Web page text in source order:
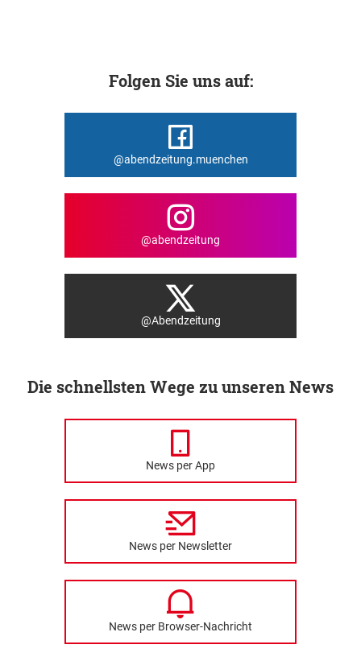
Folgen Sie uns auf:
@abendzeitung.muenchen
@abendzeitung
@Abendzeitung
Die schnellsten Wege zu unseren News
News per App
News per Newsletter
News per Browser-Nachricht